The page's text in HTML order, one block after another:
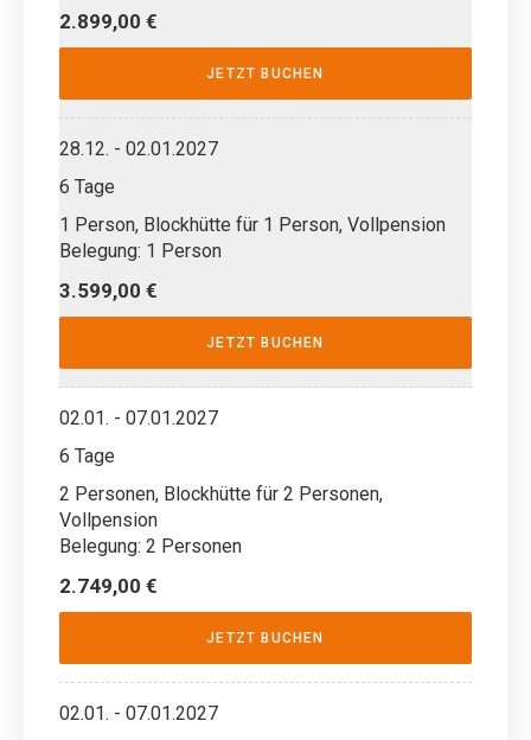
2.899,00 €
JETZT BUCHEN
28.12. - 02.01.2027
6 Tage
1 Person, Blockhütte für 1 Person, Vollpension
Belegung: 1 Person
3.599,00 €
JETZT BUCHEN
02.01. - 07.01.2027
6 Tage
2 Personen, Blockhütte für 2 Personen,
Vollpension
Belegung: 2 Personen
2.749,00 €
JETZT BUCHEN
02.01. - 07.01.2027